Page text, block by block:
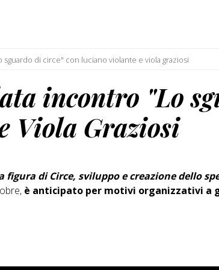
di circe" con luciano violante e viola graziosi
incontro "Lo
Viola Graziosi
figura di Circe, sviluppo e creazione dello
è anticipato per motivi organizzativi a